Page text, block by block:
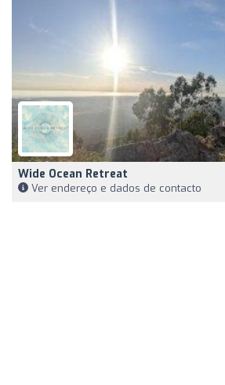
Wide Ocean Retreat
Ver endereço e dados de contacto